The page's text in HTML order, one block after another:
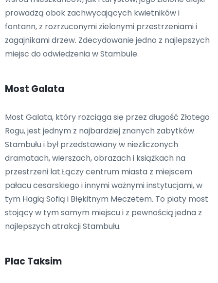
prowadzą obok zachwycających kwietników i
fontann, z rozrzuconymi zielonymi przestrzeniami i
zagajnikami drzew. Zdecydowanie jedno z najlepszych
miejsc do odwiedzenia w Stambule.
Most Galata
Most Galata, który rozciąga się przez długość Złotego
Rogu, jest jednym z najbardziej znanych zabytków
Stambułu i był przedstawiany w niezliczonych
dramatach, wierszach, obrazach i książkach na
przestrzeni lat.Łączy centrum miasta z miejscem
pałacu cesarskiego i innymi ważnymi instytucjami, w
tym Hagią Sofią i Błękitnym Meczetem. To piaty most
stojący w tym samym miejscu i z pewnością jedna z
najlepszych atrakcji Stambułu.
Plac Taksim